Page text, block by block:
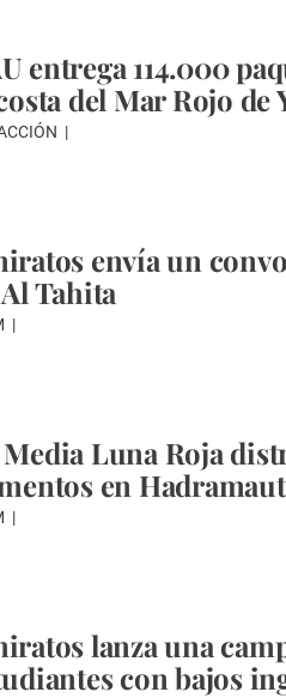
entrega 114.000
del Mar Rojo de
envía un
Tahita
Luna Roja
en Hadramaut
lanza una
con bajos